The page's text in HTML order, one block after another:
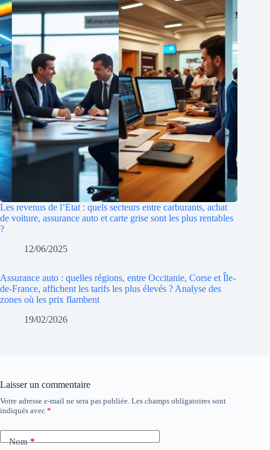
Les revenus de l’Etat : quels secteurs entre carburants, achat
de voiture, assurance auto et carte grise sont les plus rentables
?
12/06/2025
Assurance auto : quelles régions, entre Occitanie, Corse et Île-
de-France, affichent les tarifs les plus élevés ? Analyse des
zones où les prix flambent
19/02/2026
Laisser un commentaire
Votre adresse e-mail ne sera pas publiée. Les champs obligatoires sont
indiqués avec *
Nom*